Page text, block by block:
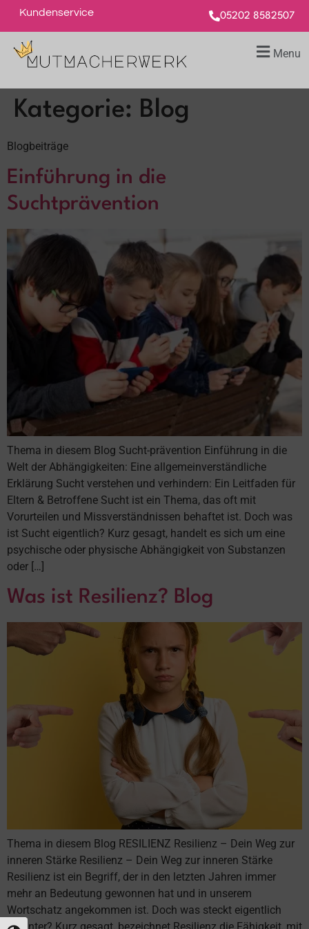
Kundenservice 05202 8582507
Menu
Kategorie: Blog
Blogbeiträge
Einführung in die
Suchtprävention
Thema in diesem Blog Sucht-prävention Einführung in die
Welt der Abhängigkeiten: Eine allgemeinverständliche
Erklärung Sucht verstehen und verhindern: Ein Leitfaden für
Eltern & Betroffene Sucht ist ein Thema, das oft mit
Vorurteilen und Missverständnissen behaftet ist. Doch was
ist Sucht eigentlich? Kurz gesagt, handelt es sich um eine
psychische oder physische Abhängigkeit von Substanzen
oder […]
Was ist Resilienz? Blog
Thema in diesem Blog RESILIENZ Resilienz – Dein Weg zur
inneren Stärke Resilienz – Dein Weg zur inneren Stärke
Resilienz ist ein Begriff, der in den letzten Jahren immer
mehr an Bedeutung gewonnen hat und in unserem
Wortschatz angekommen ist. Doch was steckt eigentlich